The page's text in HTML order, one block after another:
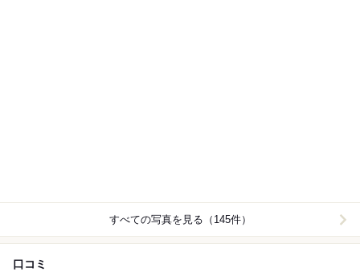
すべての写真を見る（145件）
口コミ